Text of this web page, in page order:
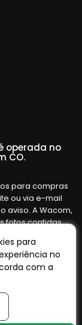
operada no
CO.
para compras
ou via e-mail
aviso. A Wacom,
fotos contidas
Ofertas
sujeitas à
para
no
com a